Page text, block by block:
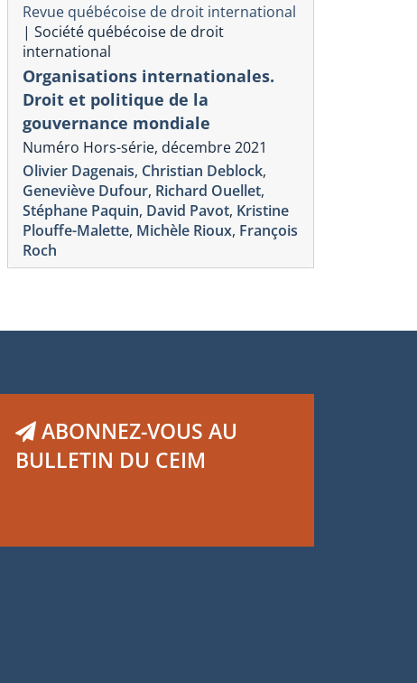
Revue Interventions économiques
Understanding Trade
Linkages and Trade
Disconnects
Numéro 75, 2026.
Revue québécoise de droit international
| Société québécoise de droit
international
Organisations internationales.
Droit et politique de la
gouvernance mondiale
Numéro Hors-série, décembre 2021
Olivier Dagenais, Christian Deblock,
Geneviève Dufour, Richard Ouellet,
Stéphane Paquin, David Pavot, Kristine
Plouffe-Malette, Michèle Rioux, François
Roch
ABONNEZ-VOUS AU
BULLETIN DU CEIM